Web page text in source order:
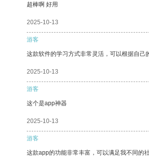
超棒啊 好用
2025-10-13
游客
这款软件的学习方式非常灵活，可以根据自己
2025-10-13
游客
这个是app神器
2025-10-13
游客
这款app的功能非常丰富，可以满足我不同的社